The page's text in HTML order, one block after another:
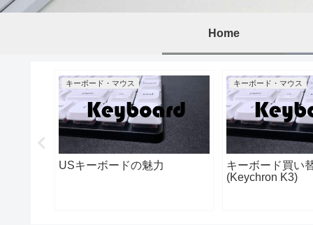
Home
キーボード・マウス
USキーボードの魅力
キーボード・マウス
キーボード買い
(Keychron K3)